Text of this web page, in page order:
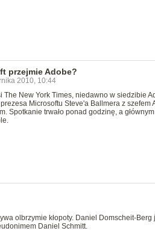
przejmie Adobe?
2010, 10:44
The New York Times, niedawno w siedzibie
Microsoftu Steve'a Ballmera z szefem
Spotkanie trwało ponad godzinę, a
olbrzymie kłopoty. Daniel Domscheit-
Daniel Schmitt.